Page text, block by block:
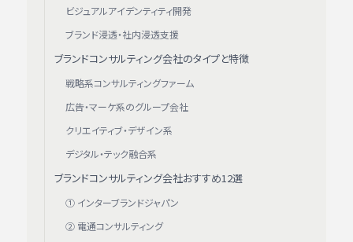
ビジュアルアイデンティティ開発
ブランド浸透・社内浸透支援
ブランドコンサルティング会社のタイプと特徴
戦略系コンサルティングファーム
広告・マーケ系のグループ会社
クリエイティブ・デザイン系
デジタル・テック融合系
ブランドコンサルティング会社おすすめ12選
① インターブランドジャパン
② 電通コンサルティング